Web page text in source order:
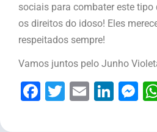
sociais para combater este
os direitos do idoso! Eles
respeitados sempre!
Vamos juntos pelo Junho
Facebook
Twitter
Email